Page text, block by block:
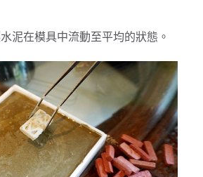
泥在模具中流動至平均的狀態。